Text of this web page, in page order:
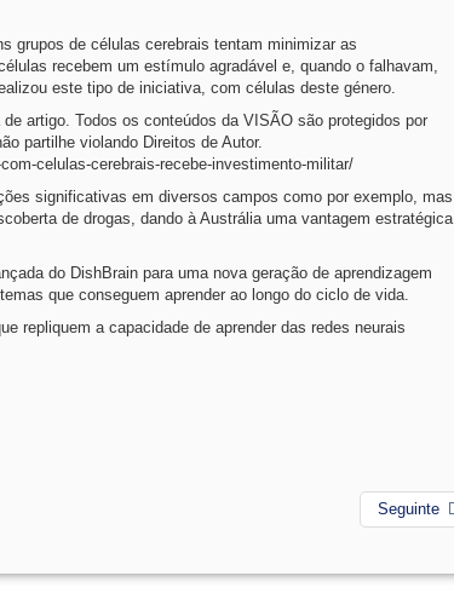
grupos de células cerebrais tentam minimizar as
recebem um estímulo agradável e, quando o falhavam,
este tipo de iniciativa, com células deste género.
artigo. Todos os conteúdos da VISÃO são protegidos por
partilhe violando Direitos de Autor.
celulas-cerebrais-recebe-investimento-militar/
significativas em diversos campos como por exemplo, mas
de drogas, dando à Austrália uma vantagem estratégica
do DishBrain para uma nova geração de aprendizagem
que conseguem aprender ao longo do ciclo de vida.
repliquem a capacidade de aprender das redes neurais
Seguinte